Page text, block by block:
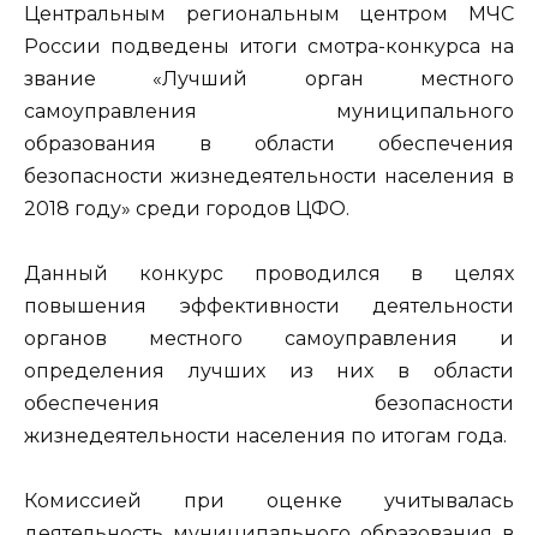
Центральным региональным центром МЧС
России подведены итоги смотра-конкурса на
звание «Лучший орган местного
самоуправления муниципального
образования в области обеспечения
безопасности жизнедеятельности населения в
2018 году» среди городов ЦФО.
Данный конкурс проводился в целях
повышения эффективности деятельности
органов местного самоуправления и
определения лучших из них в области
обеспечения безопасности
жизнедеятельности населения по итогам года.
Комиссией при оценке учитывалась